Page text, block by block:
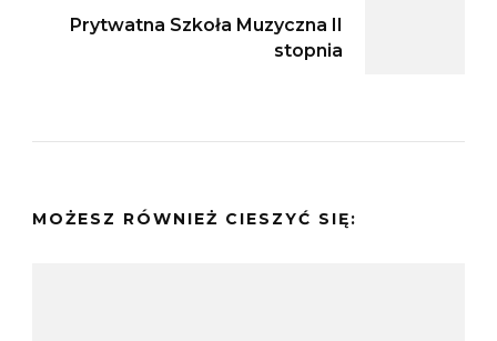
Prytwatna Szkoła Muzyczna II
stopnia
MOŻESZ RÓWNIEŻ CIESZYĆ SIĘ: